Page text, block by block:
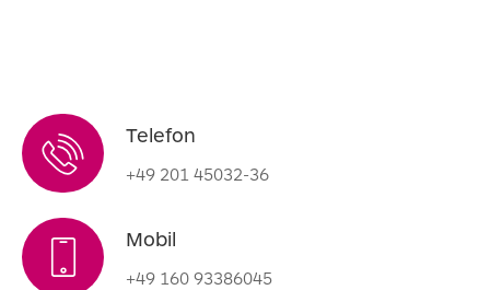
Telefon
+49 201 45032-36
Mobil
+49 160 93386045